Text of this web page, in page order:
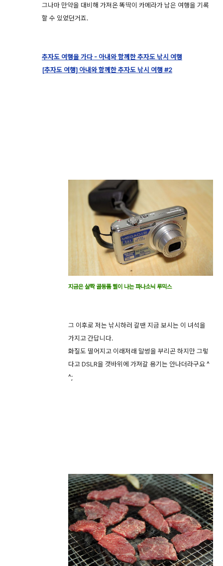
그나마 만약을 대비해 가져온 똑딱이 카메라가 남은 여행을 기록
할 수 있었던거죠.
추자도 여행을 가다 - 아내와 함께한 추자도 낚시 여행
[추자도 여행] 아내와 함께한 추자도 낚시 여행 #2
지금은 살짝 골동품 삘이 나는 파나소닉 루믹스
그 이후로 저는 낚시하러 갈땐 지금 보시는 이 녀석을
가지고 간답니다.
화질도 떨어지고 이래저래 말썽을 부리곤 하지만 그렇
다고 DSLR을 갯바위에 가져갈 용기는 안나더라구요 ^
^;